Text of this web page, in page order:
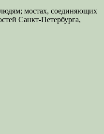
мостах, соединяющих
Санкт-Петербурга,